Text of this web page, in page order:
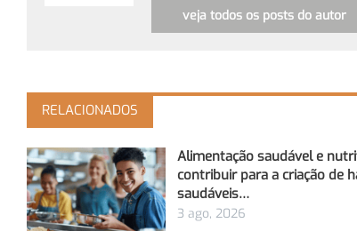
veja todos os posts do autor
RELACIONADOS
Alimentação saudável e
contribuir para a criação de
saudáveis…
3 ago, 2026